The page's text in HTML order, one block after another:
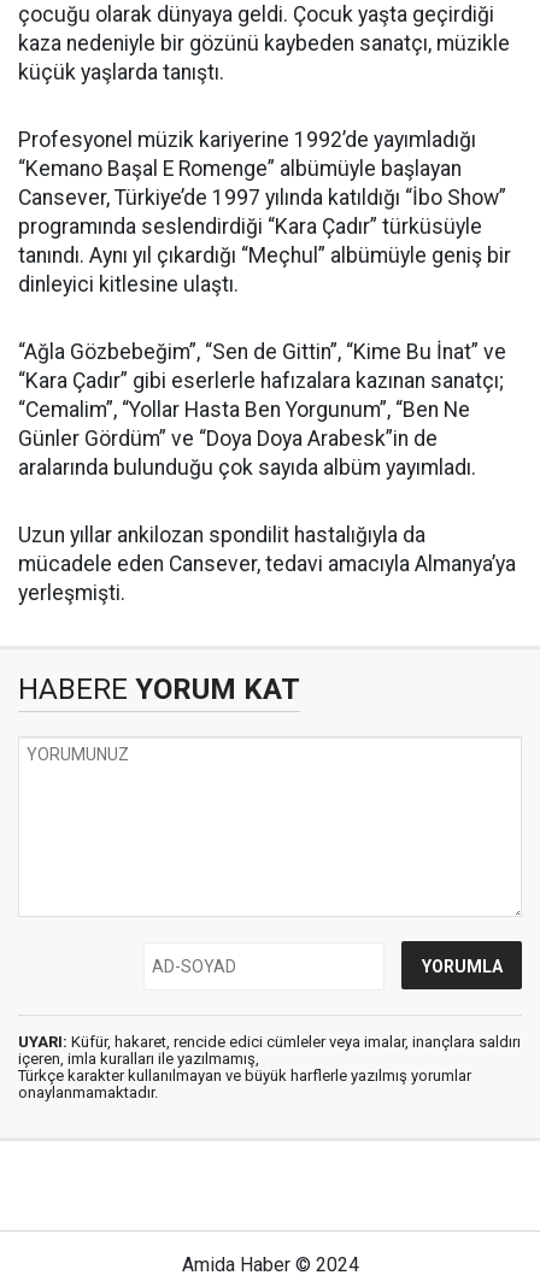
çocuğu olarak dünyaya geldi. Çocuk yaşta geçirdiği
kaza nedeniyle bir gözünü kaybeden sanatçı, müzikle
küçük yaşlarda tanıştı.
Profesyonel müzik kariyerine 1992’de yayımladığı
“Kemano Başal E Romenge” albümüyle başlayan
Cansever, Türkiye’de 1997 yılında katıldığı “İbo Show”
programında seslendirdiği “Kara Çadır” türküsüyle
tanındı. Aynı yıl çıkardığı “Meçhul” albümüyle geniş bir
dinleyici kitlesine ulaştı.
“Ağla Gözbebeğim”, “Sen de Gittin”, “Kime Bu İnat” ve
“Kara Çadır” gibi eserlerle hafızalara kazınan sanatçı;
“Cemalim”, “Yollar Hasta Ben Yorgunum”, “Ben Ne
Günler Gördüm” ve “Doya Doya Arabesk”in de
aralarında bulunduğu çok sayıda albüm yayımladı.
Uzun yıllar ankilozan spondilit hastalığıyla da
mücadele eden Cansever, tedavi amacıyla Almanya’ya
yerleşmişti.
HABERE YORUM KAT
UYARI: Küfür, hakaret, rencide edici cümleler veya imalar, inançlara saldırı
içeren, imla kuralları ile yazılmamış,
Türkçe karakter kullanılmayan ve büyük harflerle yazılmış yorumlar
onaylanmamaktadır.
Amida Haber © 2024